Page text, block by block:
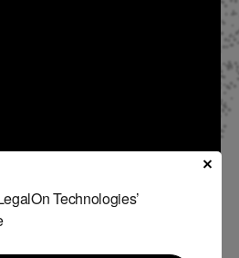
Technologies’